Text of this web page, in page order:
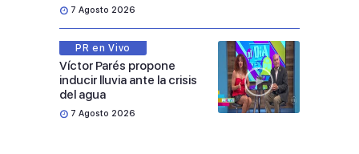
7 Agosto 2026
PR en Vivo
Víctor Parés propone
inducir lluvia ante la crisis
del agua
7 Agosto 2026